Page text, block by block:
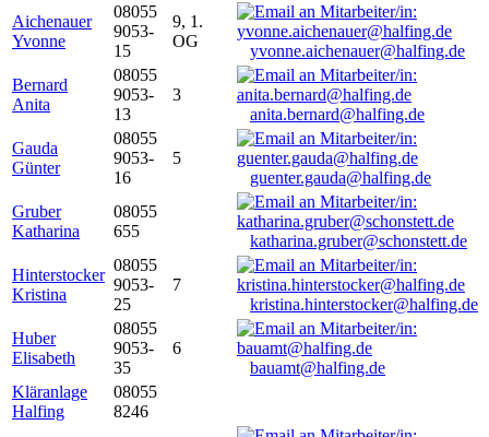
Aichenauer
Yvonne
08055
9053-
15
9, 1.
OG
yvonne.aichenauer@halfing.de
Bernard
Anita
08055
9053-
13
3
anita.bernard@halfing.de
Gauda
Günter
08055
9053-
16
5
guenter.gauda@halfing.de
Gruber
Katharina
08055
655
katharina.gruber@schonstett.de
Hinterstocker
Kristina
08055
9053-
25
7
kristina.hinterstocker@halfing.de
Huber
Elisabeth
08055
9053-
35
6
bauamt@halfing.de
Kläranlage
Halfing
08055
8246